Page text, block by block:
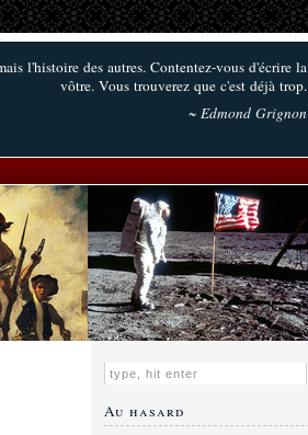
l'histoire des autres. Contentez-vous d'écrire la
vôtre. Vous trouverez que c'est déjà trop.
~ Edmond Grignon
Au hasard